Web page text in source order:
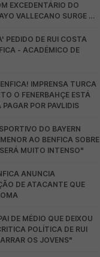
EXCEDENTÁRIO DO
VALLECANO SURGE NA
PEDIDO DE RUI COSTA
- ACADÉMICO DE
IMPRENSA TURCA
O FENERBAHÇE ESTÁ
POR PAVLIDIS
DO BAYERN
AO BENFICA SOBRE
MUITO INTENSO"
ANUNCIA
DE ATACANTE QUE
DE MÉDIO QUE DEIXOU
POLÍTICA DE RUI
OS JOVENS"